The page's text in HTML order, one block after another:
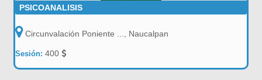
PSICOANALISIS
Circunvalación Poniente ..., Naucalpan
Sesión:400